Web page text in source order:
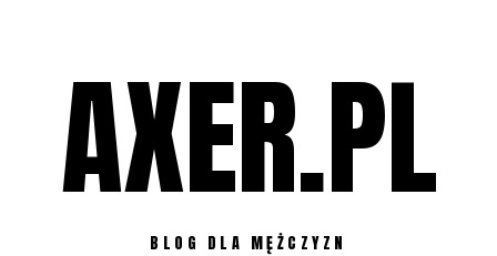
AXER.PL
BLOG DLA MĘŻCZYZN